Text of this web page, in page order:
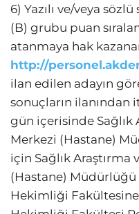
6) Yazılı ve/veya sözlü
(B) grubu puan
atanmaya hak
http://
ilan edilen adayın
sonuçların ilanından
gün içerisinde Sağlık
Merkezi (Hastane)
için Sağlık Araştırma
(Hastane)
Hekimliği